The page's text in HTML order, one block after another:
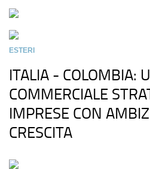
ESTERI
ITALIA - COLOMBIA:
COMMERCIALE
IMPRESE CON
CRESCITA